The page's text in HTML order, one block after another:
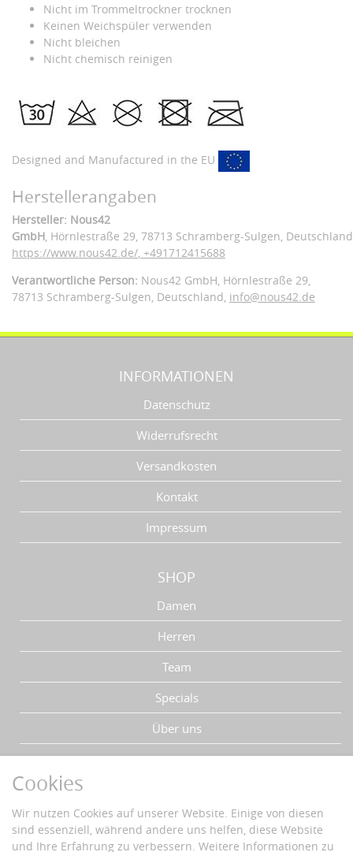
Nicht im Trommeltrockner trocknen
Keinen Weichspüler verwenden
Nicht bleichen
Nicht chemisch reinigen
Designed and Manufactured in the EU
Herstellerangaben
Hersteller: Nous42
GmbH , Hörnlestraße 29 , 78713 Schramberg-Sulgen, Deutschland
https://www.nous42.de/ +491712415688
Verantwortliche Person: Nous42 GmbH, Hörnlestraße 29,
78713 Schramberg-Sulgen, Deutschland info@nous42.de
INFORMATIONEN
Datenschutz
Widerrufsrecht
Versandkosten
Kontakt
Impressum
SHOP
Damen
Herren
Team
Specials
Über uns
Käuferschutz
Datenschutz
Cookies
Wir nutzen Cookies auf unserer Website. Einige von diesen
sind essenziell, während andere uns helfen, diese Website
und Ihre Erfahrung zu verbessern. Weitere Informationen zu